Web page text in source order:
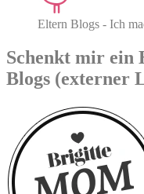
Eltern Blogs - Ich
Schenkt mir
Blogs (externer